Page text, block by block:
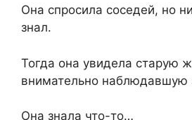
Она спросила соседей, но
знал.
Тогда она увидела старую
внимательно наблюдавшую
Она знала что-то…